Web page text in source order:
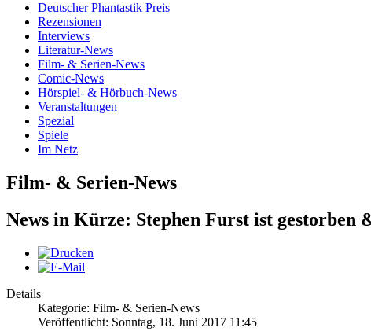
Deutscher Phantastik Preis
Rezensionen
Interviews
Literatur-News
Film- & Serien-News
Comic-News
Hörspiel- & Hörbuch-News
Veranstaltungen
Spezial
Spiele
Im Netz
Film- & Serien-News
News in Kürze: Stephen Furst ist gestorben
Details
Kategorie: Film- & Serien-News
Veröffentlicht: Sonntag, 18. Juni 2017 11:45